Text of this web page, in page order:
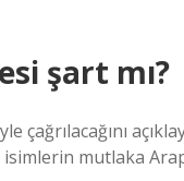
şart mı?
mutlaka